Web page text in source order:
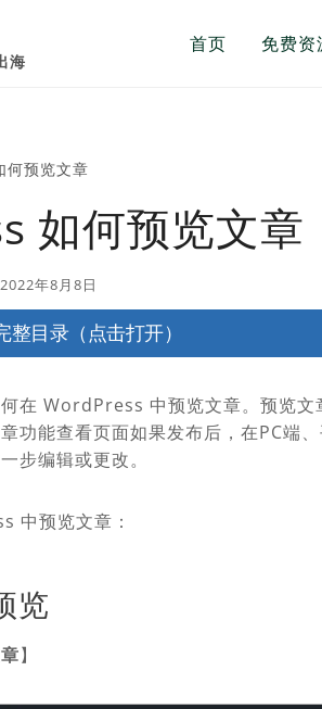
海
首页 免费资
预览文章
如何预览文章
2022年8月8日
目录（点击打开）
在 WordPress 中预览文章。预览
功能查看页面如果发布后，在PC端
步编辑或更改。
中预览文章：
览
】